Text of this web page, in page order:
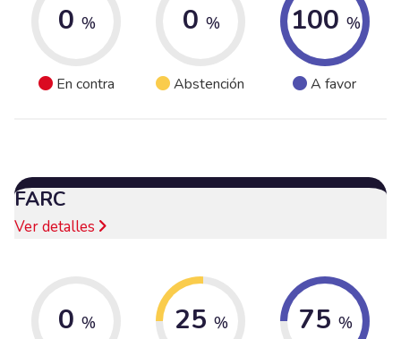
0 %
En contra
0 %
Abstención
100 %
A favor
FARC
Ver detalles
0 % 25 % 75 %